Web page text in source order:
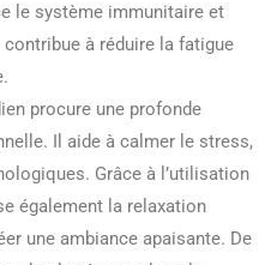
le système immunitaire et
à réduire la fatigue
procure une profonde
Il aide à calmer le stress,
Grâce à l’utilisation
également la relaxation
une ambiance apaisante. De